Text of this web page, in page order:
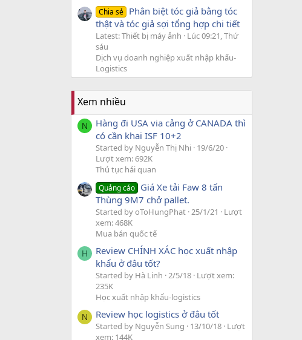
Chia sẻ Phân biệt tóc giả bằng tóc
thật và tóc giả sợi tổng hợp chi tiết
Latest: Thiết bị máy ảnh
Lúc 09:21, Thứ
sáu
Dịch vụ doanh nghiệp xuất nhập khẩu-
Logistics
Xem nhiều
N
Hàng đi USA via cảng ở CANADA thì
có cần khai ISF 10+2
Started by Nguyễn Thị Nhi 19/6/20
Lượt xem: 692K
Thủ tục hải quan
Quảng cáo Giá Xe tải Faw 8 tấn
Thùng 9M7 chở pallet.
Started by oToHungPhat 25/1/21
Lượt
xem: 468K
Mua bán quốc tế
H
Review CHÍNH XÁC học xuất nhập
khẩu ở đâu tốt?
Started by Hà Linh 2/5/18 Lượt xem:
235K
Học xuất nhập khẩu-logistics
N Review học logistics ở đâu tốt
Started by Nguyễn Sung 13/10/18 Lượt
xem: 144K